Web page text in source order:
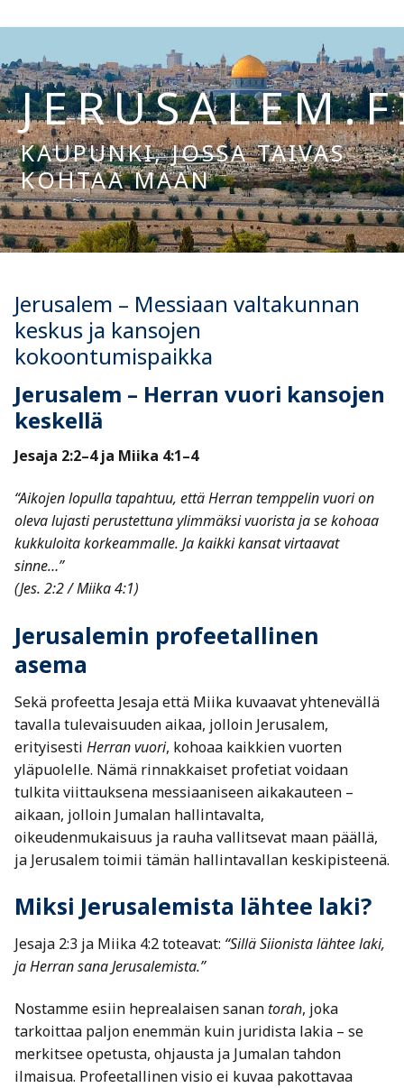
sisältöön
KAUPUNKI, JOSSA TAIVAS
KOHTAA MAAN
Hae:
Jerusalem – Messiaan valtakunnan
keskus ja kansojen
kokoontumispaikka
Jerusalem – Herran vuori kansojen
keskellä
Jesaja 2:2–4 ja Miika 4:1–4
“Aikojen lopulla tapahtuu, että Herran temppelin vuori on
oleva lujasti perustettuna ylimmäksi vuorista ja se kohoaa
kukkuloita korkeammalle. Ja kaikki kansat virtaavat
sinne…”
(Jes. 2:2 / Miika 4:1)
Jerusalemin profeetallinen
asema
Sekä profeetta Jesaja että Miika kuvaavat yhtenevällä
tavalla tulevaisuuden aikaa, jolloin Jerusalem,
erityisesti Herran vuori, kohoaa kaikkien vuorten
yläpuolelle. Nämä rinnakkaiset profetiat voidaan
tulkita viittauksena messiaaniseen aikakauteen –
aikaan, jolloin Jumalan hallintavalta,
oikeudenmukaisuus ja rauha vallitsevat maan päällä,
ja Jerusalem toimii tämän hallintavallan keskipisteenä.
Miksi Jerusalemista lähtee laki?
Jesaja 2:3 ja Miika 4:2 toteavat: “Sillä Siionista lähtee laki,
ja Herran sana Jerusalemista.”
Nostamme esiin heprealaisen sanantorah, joka
tarkoittaa paljon enemmän kuin juridista lakia – se
merkitsee opetusta, ohjausta ja Jumalan tahdon
ilmaisua. Profeetallinen visio ei kuvaa pakottavaa